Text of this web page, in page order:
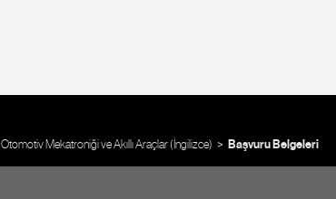
Otomotiv Mekatroniği ve Akıllı Araçlar (İngilizce) Başvuru Belgeleri